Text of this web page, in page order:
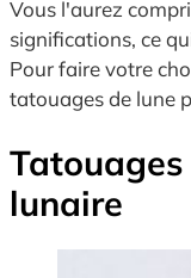
Vous l'aurez
significations, ce
Pour faire votre
tatouages de lune
lunaire